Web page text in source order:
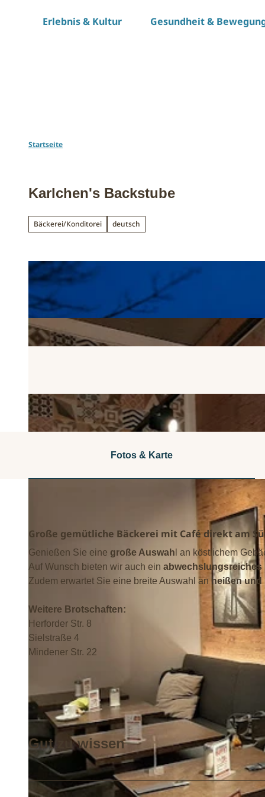
Erlebnis & Kultur Gesundheit &
Startseite
Karlchen's Backstube
Bäckerei/Konditorei deutsch
Fotos & Karte
Große gemütliche Bäckerei mit Café direkt am
Genießen Sie eine große Auswah l an köstlichem
Auf Wunsch bieten wir auch ein abwechslungsreiches
Zudem erwartet Sie eine breite Auswahl an heißen und
Weitere Brotschaften:
Herforder Str. 8
Sielstraße 4
Mindener Str. 22
Gut zu wissen